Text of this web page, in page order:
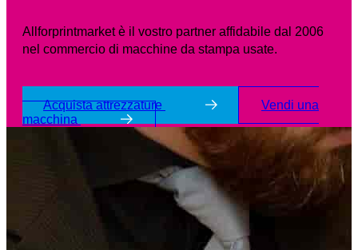
Allforprintmarket è il vostro partner affidabile dal 2006
nel commercio di macchine da stampa usate.
Acquista attrezzature
Vendi una
macchina